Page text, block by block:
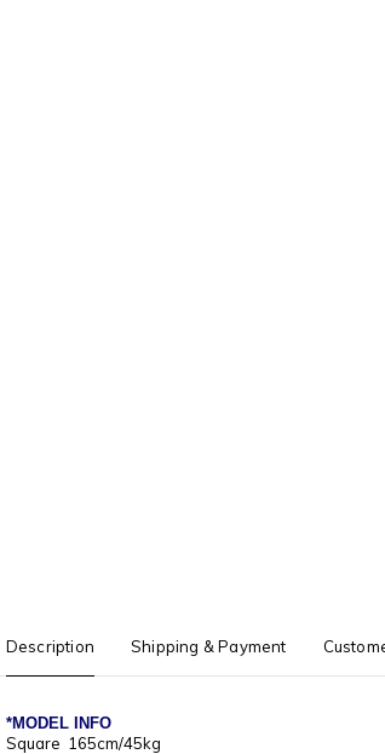
Description Shipping & Payment
*MODEL INFO
Square 165cm/45kg